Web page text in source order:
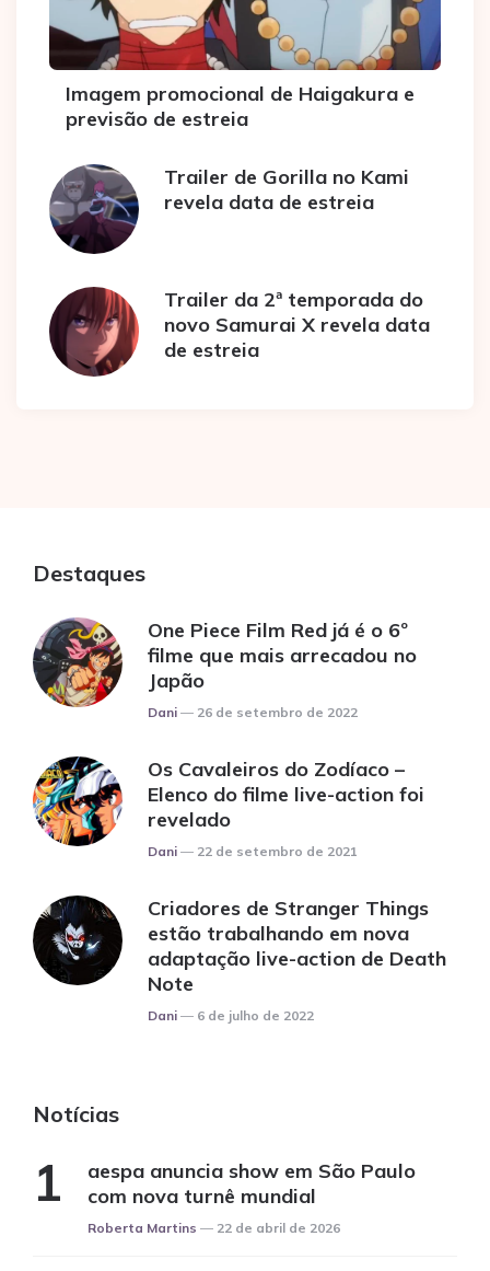
Imagem promocional de Haigakura e
previsão de estreia
Trailer de Gorilla no Kami
revela data de estreia
Trailer da 2ª temporada do
novo Samurai X revela data
de estreia
Destaques
One Piece Film Red já é o 6º
filme que mais arrecadou no
Japão
Posted
Dani 26 de setembro de 2022
Os Cavaleiros do Zodíaco –
Elenco do filme live-action foi
revelado
Posted
Dani 22 de setembro de 2021
Criadores de Stranger Things
estão trabalhando em nova
adaptação live-action de Death
Note
Posted
Dani 6 de julho de 2022
Notícias
aespa anuncia show em São Paulo
com nova turnê mundial
Posted
Roberta Martins 22 de abril de 2026